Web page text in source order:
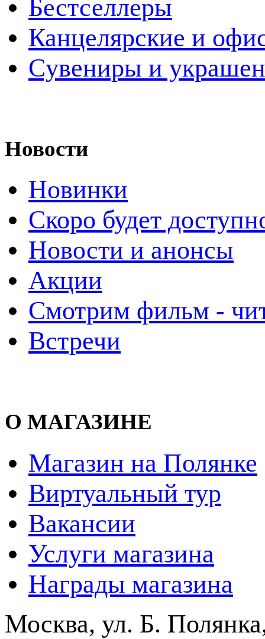
Бестселлеры
Канцелярские и
Cувениры и
Новости
Новинки
Скоро будет
Новости и анонсы
Акции
Смотрим фильм -
Встречи
О МАГАЗИНЕ
Магазин на Полянке
Виртуальный тур
Вакансии
Услуги магазина
Награды магазина
Москва, ул. Б.